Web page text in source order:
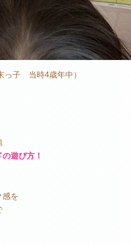
っ子 当時4歳年中）
遊び方！
感を